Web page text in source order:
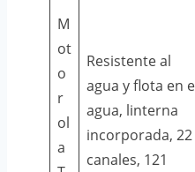
M
ot
o
r
ol
a
Resistente al
agua y flota en
agua, linterna
incorporada, 22
canales, 121